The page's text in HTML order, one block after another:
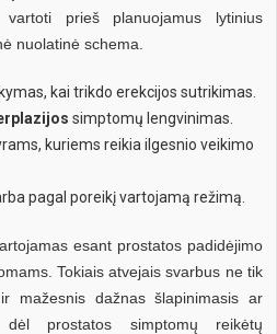
prieš planuojamus lytinius
nuolatinė schema.
kai trikdo erekcijos sutrikimas.
simptomų lengvinimas.
kuriems reikia ilgesnio veikimo
pagal poreikį vartojamą režimą.
esant prostatos padidėjimo
Tokiais atvejais svarbus ne tik
mažesnis dažnas šlapinimasis ar
prostatos simptomų reikėtų